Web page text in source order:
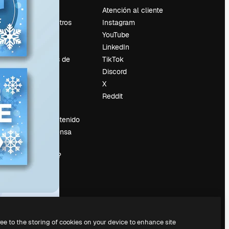
Precios
Sobre nosotros
Reviews
Empleo
Tendencias de
búsqueda
Blog
Eventos
Vender contenido
Sala de prensa
¿Buscas
magnific.ai?
Atención al cliente
Instagram
YouTube
LinkedIn
TikTok
Discord
X
Reddit
to the storing of cookies on your device to enhance site